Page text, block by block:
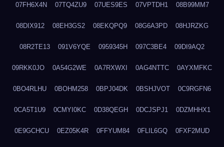
07FH6X4N 07TQ4ZU9 07UES9ES 07VPTDH1 08B99MM7
08DIX912 08EH3GS2 08EKQPQ9 08G6A3PD 08HJRZKG
08R2TE13 091V6YQE 0959345H 097C3BE4 09DI9AQ2
09RKK0JO 0A54G2WE 0A7RXWXI 0AG4NTTC 0AYXMFKC
0BO4RLHU 0BOHM258 0BPJ04DK 0BSHJVOT 0C9RGFN6
0CA5T1U9 0CMYI0KC 0D38QEGH 0DCJSPJ1 0DZMHHX1
0E9GCHCU 0EZ05K4R 0FFYUM84 0FLIL6GQ 0FXF2MUD